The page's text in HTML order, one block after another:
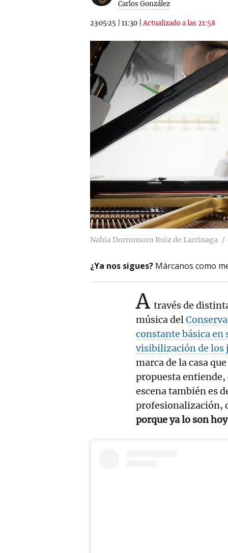
Carlos González
23·05·25 11:30 |Actualizado a las 21:58
Nahia Dorronsoro Ruiz de Larrinaga
¿Ya nos sigues? Márcanos como
A través de
música del
constante básica
visibilización de los
marca de la casa
propuesta entiende,
escena también es
profesionalización,
porque ya lo son hoy